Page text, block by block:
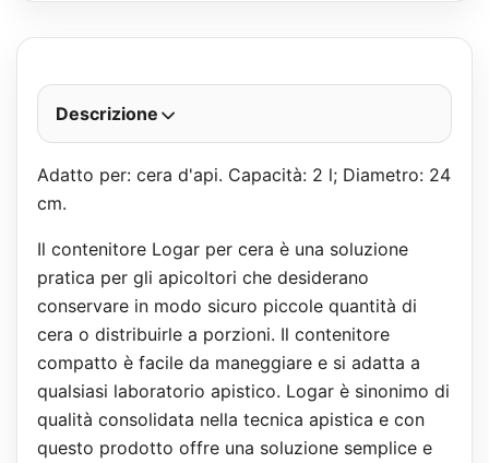
Descrizione
Adatto per: cera d'api. Capacità: 2 l; Diametro: 24
cm.
Il contenitore Logar per cera è una soluzione
pratica per gli apicoltori che desiderano
conservare in modo sicuro piccole quantità di
cera o distribuirle a porzioni. Il contenitore
compatto è facile da maneggiare e si adatta a
qualsiasi laboratorio apistico. Logar è sinonimo di
qualità consolidata nella tecnica apistica e con
questo prodotto offre una soluzione semplice e